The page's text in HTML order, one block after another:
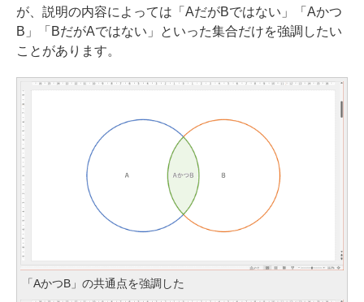
が、説明の内容によっては「AだがBではない」「Aかつ
B」「BだがAではない」といった集合だけを強調したい
ことがあります。
「AかつB」の共通点を強調した